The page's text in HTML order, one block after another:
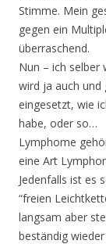
Stimme. Mein
gegen ein
überraschend.
Nun – ich selber
wird ja auch und
eingesetzt, wie
habe, oder so…
Lymphome
eine Art
Jedenfalls ist es
“freien
langsam aber
beständig